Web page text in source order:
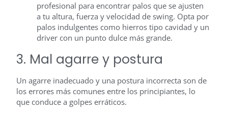
profesional para encontrar palos que se ajusten
a tu altura, fuerza y velocidad de swing. Opta por
palos indulgentes como hierros tipo cavidad y un
driver con un punto dulce más grande.
3. Mal agarre y postura
Un agarre inadecuado y una postura incorrecta son de
los errores más comunes entre los principiantes, lo
que conduce a golpes erráticos.